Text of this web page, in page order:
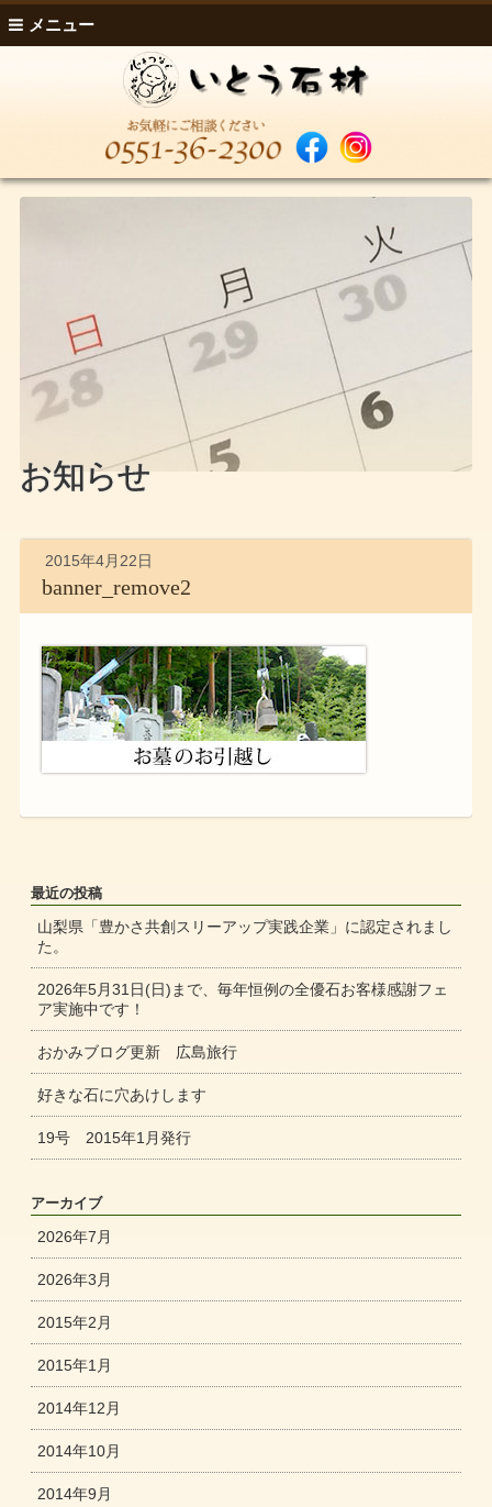
メニュー
お知らせ
2015年4月22日
banner_remove2
最近の投稿
山梨県「豊かさ共創スリーアップ実践企業」に認定されまし
た。
2026年5月31日(日)まで、毎年恒例の全優石お客様感謝フェ
ア実施中です！
おかみブログ更新 広島旅行
好きな石に穴あけします
19号 2015年1月発行
アーカイブ
2026年7月
2026年3月
2015年2月
2015年1月
2014年12月
2014年10月
2014年9月